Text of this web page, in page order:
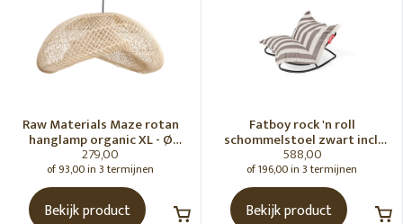
Raw Materials Maze rotan
hanglamp organic XL - Ø
75x31 cm
279,00
of 93,00 in 3 termijnen
Bekijk product
Fatboy rock 'n roll
schommelstoel zwart incl.
original Outdoor zitzak
Stripe Cacao
588,00
of 196,00 in 3 termijnen
Bekijk product